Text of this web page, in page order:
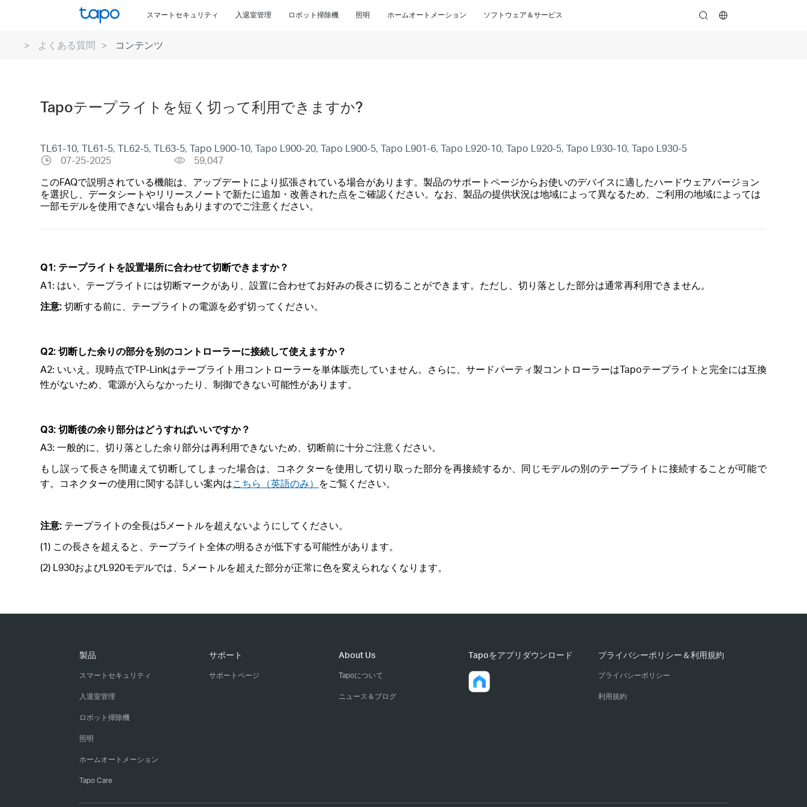
スマートセキュリティ 入退室管理 ロボット掃除機 照明 ホームオートメーション ソフトウェア＆サービス search
よくある質問 コンテンツ
Tapoテープライトを短く切って利用できますか?
TL61-10, TL61-5, TL62-5, TL63-5, Tapo L900-10, Tapo L900-20, Tapo L900-5, Tapo L901-6, Tapo L920-10, Tapo L920-5, Tapo L930-10, Tapo L930-5
07-25-2025
59,047
このFAQで説明されている機能は、アップデートにより拡張されている場合があります。製品のサポートページからお使いのデバイスに適したハードウェアバージョン
を選択し、データシートやリリースノートで新たに追加・改善された点をご確認ください。なお、製品の提供状況は地域によって異なるため、ご利用の地域によっては
一部モデルを使用できない場合もありますのでご注意ください。
Q1: テープライトを設置場所に合わせて切断できますか？
A1: はい、テープライトには切断マークがあり、設置に合わせてお好みの長さに切ることができます。ただし、切り落とした部分は通常再利用できません。
注意:切断する前に、テープライトの電源を必ず切ってください。
Q2: 切断した余りの部分を別のコントローラーに接続して使えますか？
A2: いいえ。現時点でTP-Linkはテープライト用コントローラーを単体販売していません。さらに、サードパーティ製コントローラーはTapoテープライトと完全には互換
性がないため、電源が入らなかったり、制御できない可能性があります。
Q3: 切断後の余り部分はどうすればいいですか？
A3: 一般的に、切り落とした余り部分は再利用できないため、切断前に十分ご注意ください。
もし誤って長さを間違えて切断してしまった場合は、コネクターを使用して切り取った部分を再接続するか、同じモデルの別のテープライトに接続することが可能で
す。コネクターの使用に関する詳しい案内はこちら（英語のみ） をご覧ください。
注意: テープライトの全長は5メートルを超えないようにしてください。
(1) この長さを超えると、テープライト全体の明るさが低下する可能性があります。
(2) L930およびL920モデルでは、5メートルを超えた部分が正常に色を変えられなくなります。
製品
スマートセキュリティ
入退室管理
ロボット掃除機
照明
ホームオートメーション
Tapo Care
サポート
サポートページ
About Us
Tapoについて
ニュース＆ブログ
Tapoをアプリダウンロード プライバシーポリシー＆利用規約
プライバシーポリシー
利用規約